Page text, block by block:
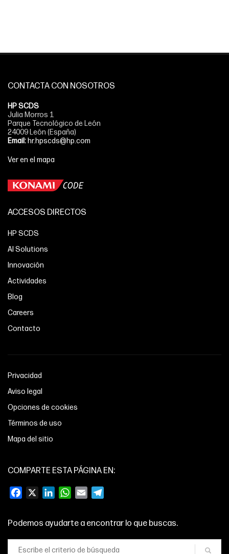
CONTACTA CON NOSOTROS
HP SCDS
Julia Morros 1
Parque Tecnológico de León
24009 León (España)
Email: hr.hpscds@hp.com
Ver en el mapa
ACCESOS DIRECTOS
HP SCDS
AI Solutions
Innovación
Actividades
Blog
Careers
Contacto
Privacidad
Aviso legal
Opciones de cookies
Términos de uso
Mapa del sitio
COMPARTE ESTA PÁGINA EN:
Facebook LinkedInWhatsApp
Email
Podemos ayudarte a encontrar lo que buscas.